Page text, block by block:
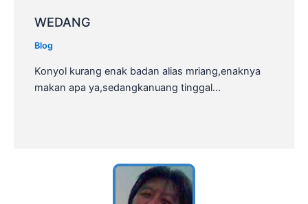
WEDANG
Blog
Konyol kurang enak badan alias mriang,enaknya
makan apa ya,sedangkanuang tinggal…